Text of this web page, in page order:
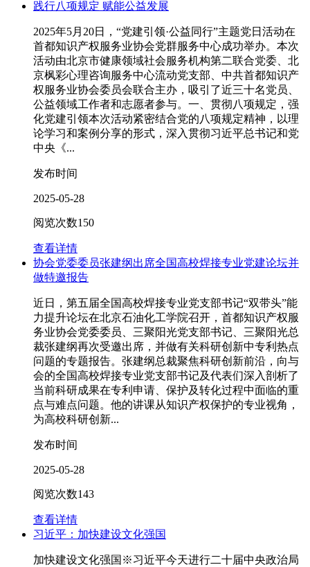
践行八项规定 赋能公益发展
2025年5月20日，“党建引领·公益同行”主题党日活动在
首都知识产权服务业协会党群服务中心成功举办。本次
活动由北京市健康领域社会服务机构第二联合党委、北
京枫彩心理咨询服务中心流动党支部、中共首都知识产
权服务业协会委员会联合主办，吸引了近三十名党员、
公益领域工作者和志愿者参与。一、贯彻八项规定，强
化党建引领本次活动紧密结合党的八项规定精神，以理
论学习和案例分享的形式，深入贯彻习近平总书记和党
中央《...
发布时间
2025-05-28
阅览次数150
查看详情
协会党委委员张建纲出席全国高校焊接专业党建论坛并
做特邀报告
近日，第五届全国高校焊接专业党支部书记“双带头”能
力提升论坛在北京石油化工学院召开，首都知识产权服
务业协会党委委员、三聚阳光党支部书记、三聚阳光总
裁张建纲再次受邀出席，并做有关科研创新中专利热点
问题的专题报告。张建纲总裁聚焦科研创新前沿，向与
会的全国高校焊接专业党支部书记及代表们深入剖析了
当前科研成果在专利申请、保护及转化过程中面临的重
点与难点问题。他的讲课从知识产权保护的专业视角，
为高校科研创新...
发布时间
2025-05-28
阅览次数143
查看详情
习近平：加快建设文化强国
加快建设文化强国※习近平今天进行二十届中央政治局